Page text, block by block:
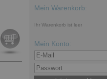
Mein Warenkorb:
Ihr Warenkorb ist leer
Mein Konto: